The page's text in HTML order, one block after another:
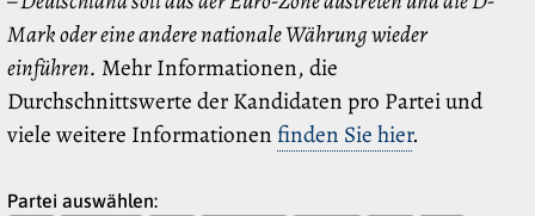
Mark oder eine andere nationale Währung wieder
einführen. Mehr Informationen, die
Durchschnittswerte der Kandidaten pro Partei und
viele weitere Informationen finden Sie hier.
Partei auswählen: